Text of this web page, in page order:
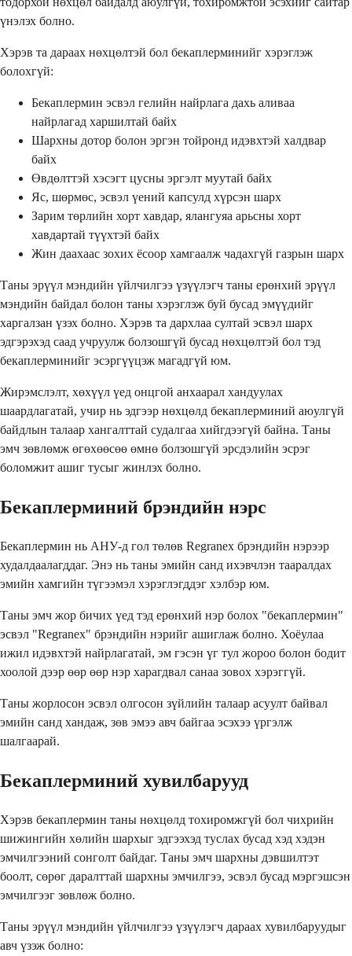
үнэлэх болно.
Хэрэв та дараах нөхцөлтэй бол бекаплерминийг хэрэглэж
болохгүй:
Бекаплермин эсвэл гелийн найрлага дахь аливаа
найрлагад харшилтай байх
Шархны дотор болон эргэн тойронд идэвхтэй халдвар
байх
Өвдөлттэй хэсэгт цусны эргэлт муутай байх
Яс, шөрмөс, эсвэл үений капсулд хүрсэн шарх
Зарим төрлийн хорт хавдар, ялангуяа арьсны хорт
хавдартай түүхтэй байх
Жин даахаас зохих ёсоор хамгаалж чадахгүй газрын шарх
Таны эрүүл мэндийн үйлчилгээ үзүүлэгч таны ерөнхий эрүүл
мэндийн байдал болон таны хэрэглэж буй бусад эмүүдийг
харгалзан үзэх болно. Хэрэв та дархлаа султай эсвэл шарх
эдгэрэхэд саад учруулж болзошгүй бусад нөхцөлтэй бол тэд
бекаплерминийг эсэргүүцэж магадгүй юм.
Жирэмслэлт, хөхүүл үед онцгой анхаарал хандуулах
шаардлагатай, учир нь эдгээр нөхцөлд бекаплерминий аюулгүй
байдлын талаар хангалттай судалгаа хийгдээгүй байна. Таны
эмч зөвлөмж өгөхөөсөө өмнө болзошгүй эрсдэлийн эсрэг
боломжит ашиг тусыг жинлэх болно.
Бекаплерминий брэндийн нэрс
Бекаплермин нь АНУ-д гол төлөв Regranex брэндийн нэрээр
худалдаалагддаг. Энэ нь таны эмийн санд ихэвчлэн тааралдах
эмийн хамгийн түгээмэл хэрэглэгддэг хэлбэр юм.
Таны эмч жор бичих үед тэд ерөнхий нэр болох "бекаплермин"
эсвэл "Regranex" брэндийн нэрийг ашиглаж болно. Хоёулаа
ижил идэвхтэй найрлагатай, эм гэсэн үг тул жороо болон бодит
хоолой дээр өөр өөр нэр харагдвал санаа зовох хэрэггүй.
Таны жорлосон эсвэл олгосон зүйлийн талаар асуулт байвал
эмийн санд хандаж, зөв эмээ авч байгаа эсэхээ үргэлж
шалгаарай.
Бекаплерминий хувилбарууд
Хэрэв бекаплермин таны нөхцөлд тохиромжгүй бол чихрийн
шижингийн хөлийн шархыг эдгээхэд туслах бусад хэд хэдэн
эмчилгээний сонголт байдаг. Таны эмч шархны дэвшилтэт
боолт, сөрөг даралттай шархны эмчилгээ, эсвэл бусад мэргэшсэн
эмчилгээг зөвлөж болно.
Таны эрүүл мэндийн үйлчилгээ үзүүлэгч дараах хувилбаруудыг
авч үзэж болно: